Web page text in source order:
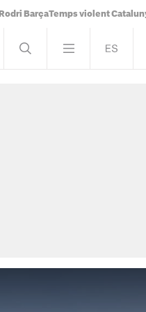
Rodri BarçaTemps violent